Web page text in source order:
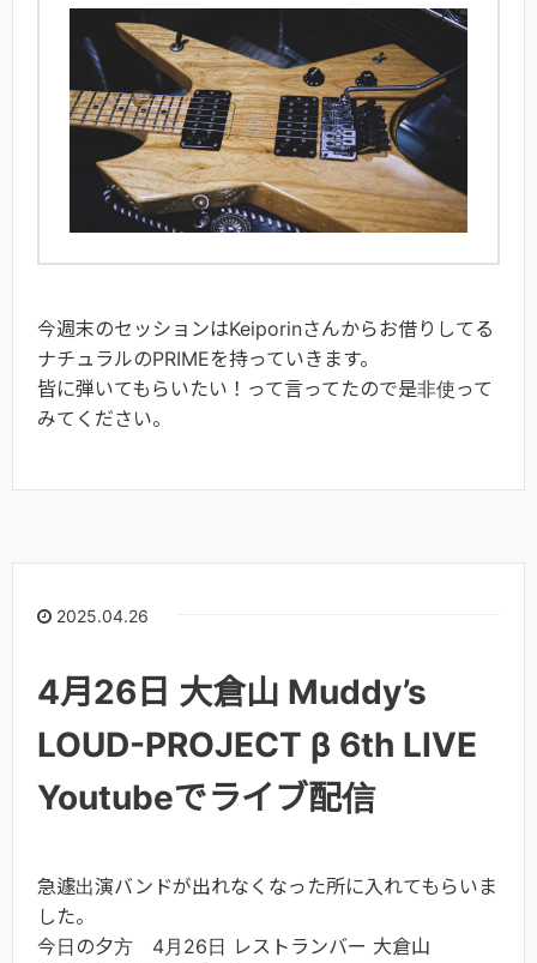
今週末のセッションはKeiporinさんからお借りしてる
ナチュラルのPRIMEを持っていきます。
皆に弾いてもらいたい！って言ってたので是非使って
みてください。
2025.04.26
4月26日 大倉山 Muddy’s
LOUD-PROJECT β 6th LIVE
Youtubeでライブ配信
急遽出演バンドが出れなくなった所に入れてもらいま
した。
今日の夕方 4月26日 レストランバー 大倉山